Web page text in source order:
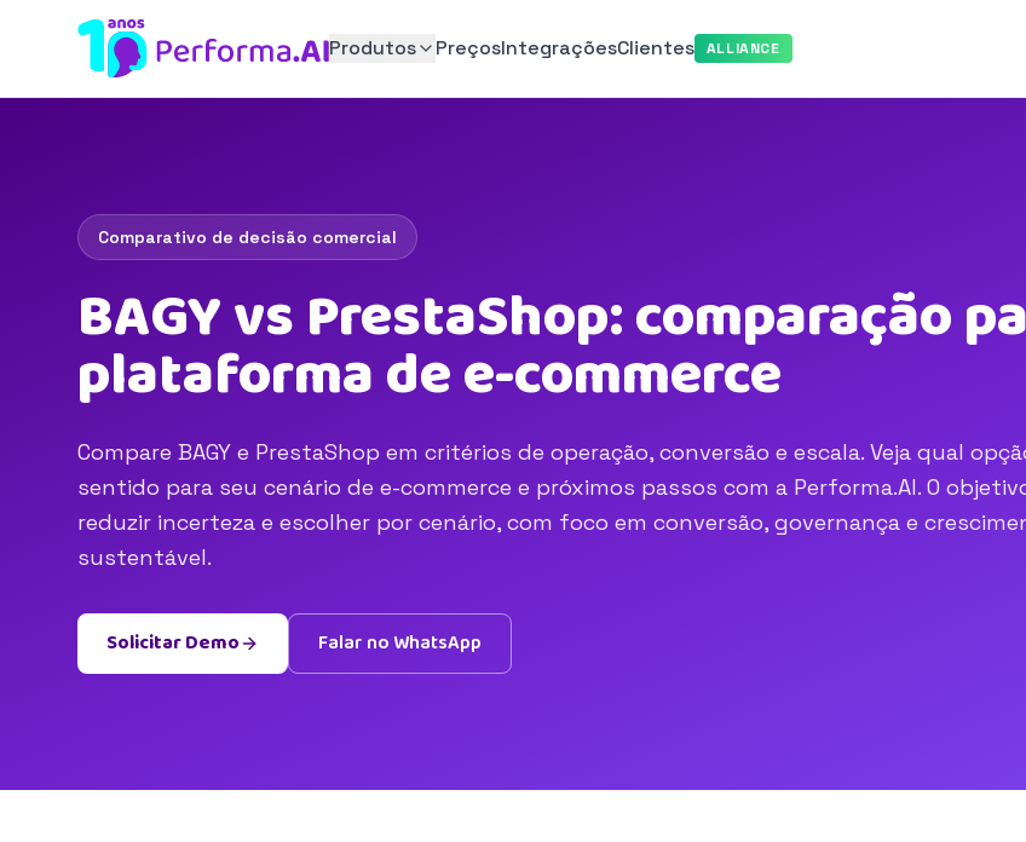
Produtos PreçosIntegraçõesClientes ALLIANCE
Comparativo de decisão comercial
BAGY vs PrestaShop: comparação
plataforma de e-commerce
Compare BAGY e PrestaShop em critérios de operação, conversão e escala. Veja qual
sentido para seu cenário de e-commerce e próximos passos com a Performa.AI. O
reduzir incerteza e escolher por cenário, com foco em conversão, governança e
sustentável.
Solicitar Demo Falar no WhatsApp